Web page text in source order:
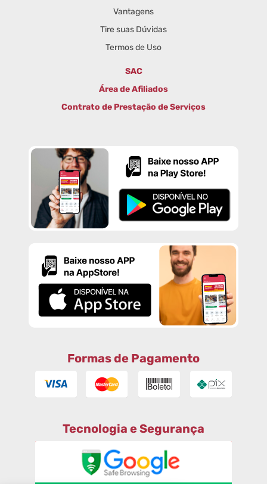
Vantagens
Tire suas Dúvidas
Termos de Uso
SAC
Área de Afiliados
Contrato de Prestação de Serviços
Formas de Pagamento
Tecnologia e Segurança